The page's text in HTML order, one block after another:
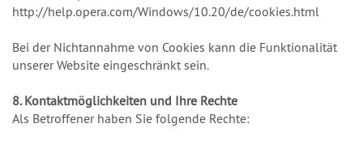
http://help.opera.com/Windows/10.20/de/cookies.html
Bei der Nichtannahme von Cookies kann die Funktionalität
unserer Website eingeschränkt sein.
8. Kontaktmöglichkeiten und Ihre Rechte
Als Betroffener haben Sie folgende Rechte: